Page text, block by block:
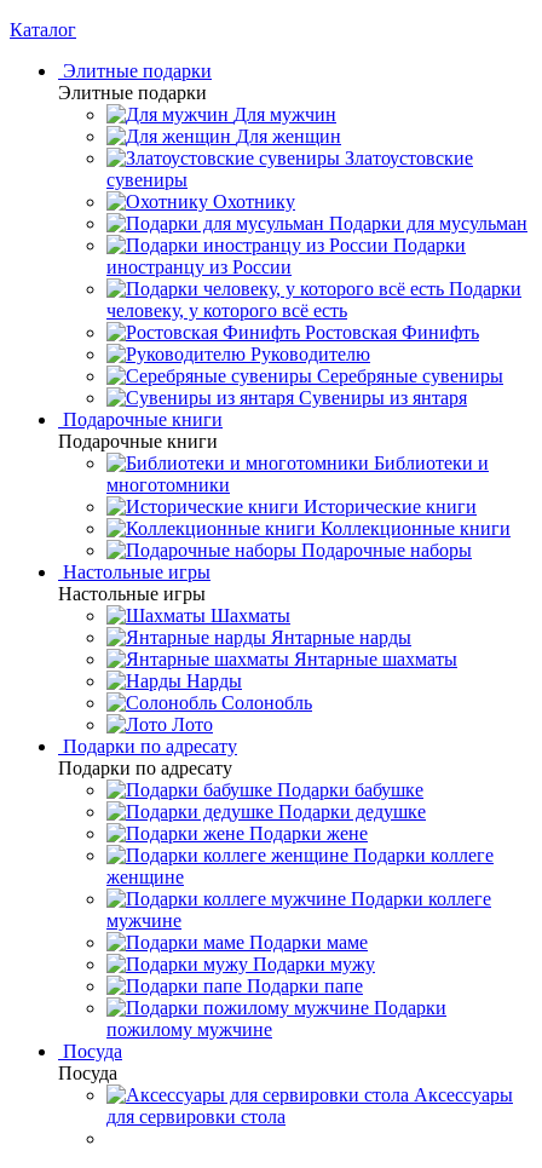
Каталог
Элитные подарки
Элитные подарки
Для мужчин
Для женщин
Златоустовские
сувениры
Охотнику
Подарки для мусульман
Подарки
иностранцу из России
Подарки
человеку, у которого всё есть
Ростовская Финифть
Руководителю
Серебряные сувениры
Сувениры из янтаря
Подарочные книги
Подарочные книги
Библиотеки и
многотомники
Исторические книги
Коллекционные книги
Подарочные наборы
Настольные игры
Настольные игры
Шахматы
Янтарные нарды
Янтарные шахматы
Нарды
Солонобль
Лото
Подарки по адресату
Подарки по адресату
Подарки бабушке
Подарки дедушке
Подарки жене
Подарки коллеге
женщине
Подарки коллеге
мужчине
Подарки маме
Подарки мужу
Подарки папе
Подарки
пожилому мужчине
Посуда
Посуда
Аксессуары
для сервировки стола